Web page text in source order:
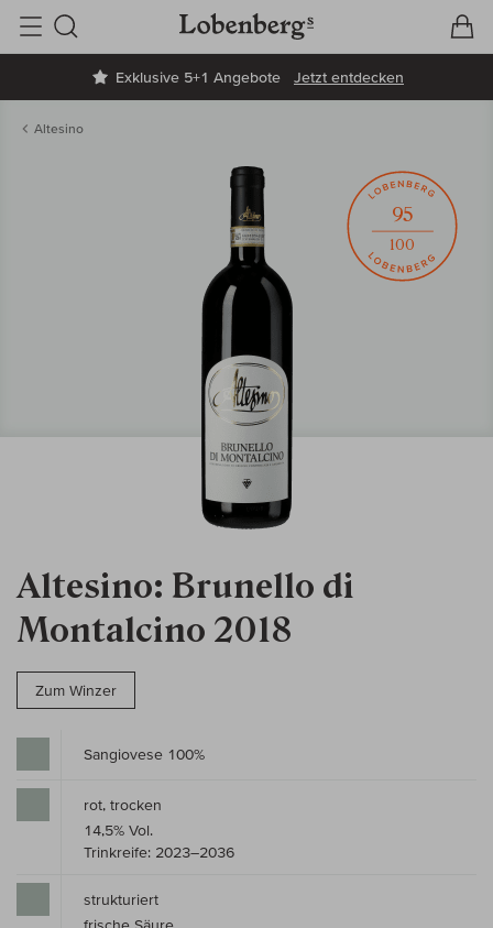
Exklusive 5+1 Angebote Jetzt entdecken
Suche
Altesino
Altesino: Brunello di
Montalcino 2018
Zum Winzer
95
100
Sangiovese 100%
rot, trocken
14,5% Vol.
Trinkreife: 2023–2036
strukturiert